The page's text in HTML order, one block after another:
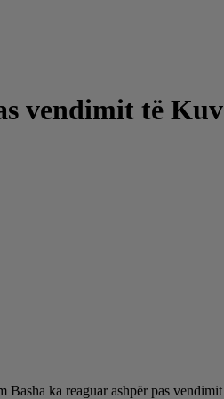
vendimit të
ka reaguar ashpër pas